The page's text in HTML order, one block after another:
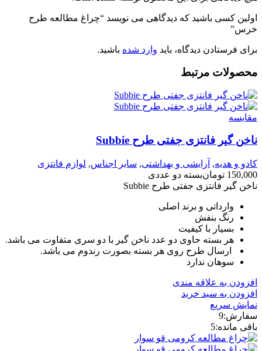
اولین کسی باشید که دیدگاهی می نویسد “چراغ مطالعه طرح
خرس”
برای فرستادن دیدگاه، باید وارد شده باشید.
محصولات مرتبط
مقايسه
ناخن گیر فانتزی جفتی طرح Subbie
کادو و هدیه, آرایشی و بهداشتی, سایر اجناس, لوازم فانتزی
150,000 تومانبسته دو عددی
ناخن گیر فانتزی جفتی طرح Subbie
وارداتی و برند اصلی
رنگ بنفش
بسیار با کیفیت
هر بسته حاوی دو عدد ناخن گیر با دو سری متفاوت می باشد.
ارسال طرح روی هر بسته بصورت رندوم می باشد.
سوهان ندارد
افزودن به علاقه مندی
افزودن به سبد خرید
نمایش سریع
سفارش:9
باقی مانده:5